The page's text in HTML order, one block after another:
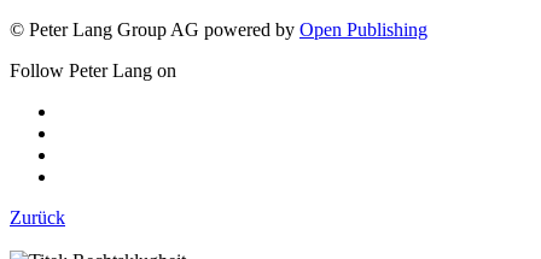
© Peter Lang Group AG powered by Open Publishing
Follow Peter Lang on
Zurück